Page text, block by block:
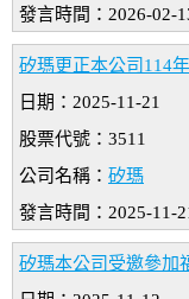
發言時間：2026-02-
矽瑪更正本公司114
日期：2025-11-21
股票代號：3511
公司名稱： 矽瑪
發言時間：2025-11-
矽瑪本公司受邀參加